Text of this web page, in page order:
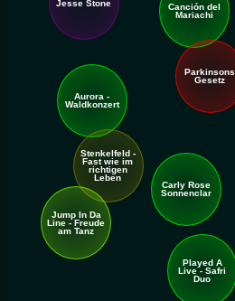
Jesse Stone
Canción del
Mariachi
Aurora -
Waldkonzert
Parkinsons
Gesetz
Stenkelfeld -
Fast wie im
richtigen
Leben
Carly Rose
Sonnenclar
Jump In Da
Line - Freude
am Tanz
Played A
Live - Safri
Duo